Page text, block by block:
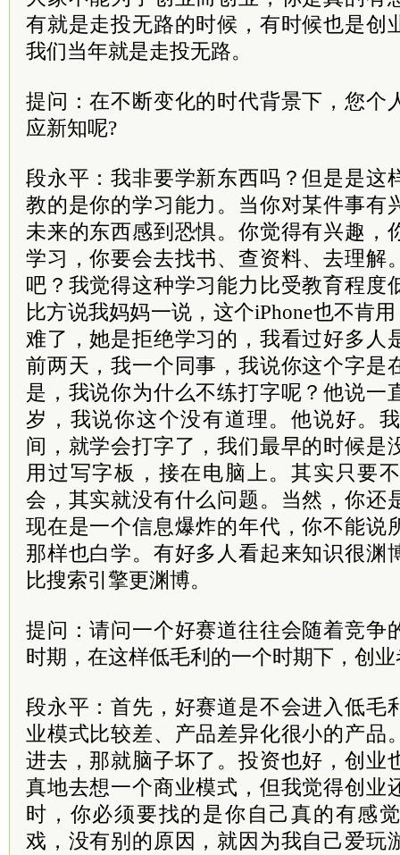
有就是走投无路的时候，有时候也是创
我们当年就是走投无路。
提问：在不断变化的时代背景下，您个
应新知呢?
段永平：我非要学新东西吗？但是是这
教的是你的学习能力。当你对某件事有
未来的东西感到恐惧。你觉得有兴趣，
学习，你要会去找书、查资料、去理解
吧？我觉得这种学习能力比受教育程度
比方说我妈妈一说，这个iPhone也不肯
难了，她是拒绝学习的，我看过好多人
前两天，我一个同事，我说你这个字是
是，我说你为什么不练打字呢？他说一
岁，我说你这个没有道理。他说好。
间，就学会打字了，我们最早的时候是
用过写字板，接在电脑上。其实只要
会，其实就没有什么问题。当然，你还
现在是一个信息爆炸的年代，你不能说
那样也白学。有好多人看起来知识很渊
比搜索引擎更渊博。
提问：请问一个好赛道往往会随着竞争
时期，在这样低毛利的一个时期下，创
段永平：首先，好赛道是不会进入低毛
业模式比较差、产品差异化很小的产品
进去，那就脑子坏了。投资也好，创业
真地去想一个商业模式，但我觉得创业
时，你必须要找的是你自己真的有感
戏，没有别的原因，就因为我自己爱玩